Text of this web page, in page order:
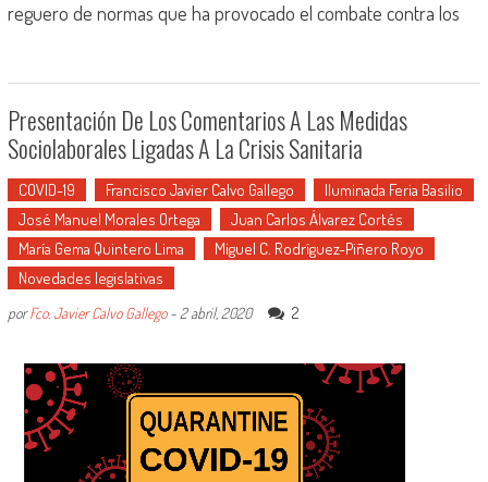
reguero de normas que ha provocado el combate contra los
Presentación De Los Comentarios A Las Medidas
Sociolaborales Ligadas A La Crisis Sanitaria
COVID-19 Francisco Javier Calvo Gallego
Iluminada Feria Basilio
José Manuel Morales Ortega
Juan Carlos Álvarez Cortés
María Gema Quintero Lima
Miguel C. Rodríguez-Piñero Royo
Novedades legislativas
porFco. Javier Calvo Gallego- 2 abril, 2020 2